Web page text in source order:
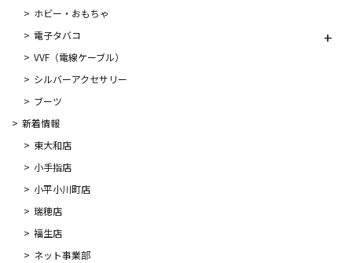
ホビー・おもちゃ
電子タバコ
VVF（電線ケーブル）
シルバーアクセサリー
ブーツ
新着情報
東大和店
小手指店
小平小川町店
瑞穂店
福生店
ネット事業部